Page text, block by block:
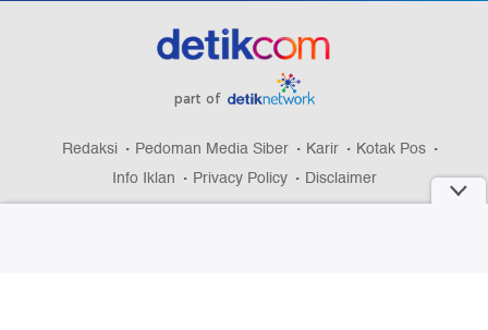
part of
Redaksi Pedoman Media Siber Karir
Kotak Pos
Info Iklan
Privacy Policy Disclaimer